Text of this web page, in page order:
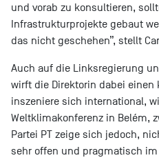
und vorab zu konsultieren,
Infrastrukturprojekte gebaut
das nicht geschehen”, stellt
Auch auf die Linksregierung
wirft die Direktorin dabei einen
inszeniere sich international,
Weltklimakonferenz in Belém,
Partei PT zeige sich jedoch,
sehr offen und pragmatisch